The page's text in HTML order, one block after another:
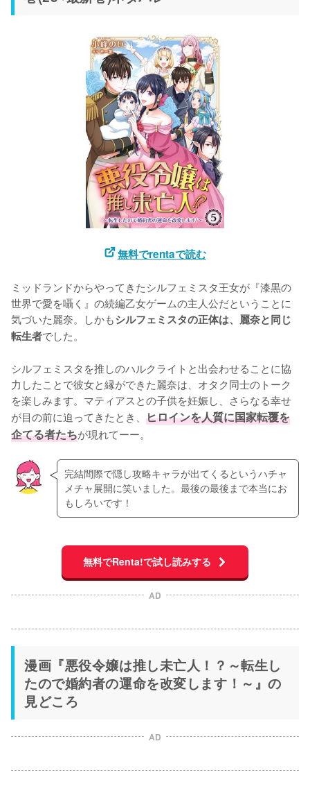
無料でrentaで読む
ミッドランドからやってきたシルフェミスタ王女が『漆黒の
世界で愛を囁く』の続編乙女ゲームの主人公だということに
気づいた麗奈。しかもシルフェミスタの正体は、麗奈と同じ
転生者でした。
シルフェミスタを推しのハルクライトと出会わせることに協
力したことで彼女と縁ができた麗奈は、オタク同士のトーク
を楽しみます。マティアスとの子供を妊娠し、さらなる幸せ
が目の前に迫ってきたとき、 ヒロインを人質に国家転覆を
企てる者たちが現れてーー。
完結間際で隠し攻略キャラが出てくるというハチャ
メチャ展開に笑いました。最後の最後まで本当にお
もしろいです！
無料でRenta!で試し読みする
AD
漫画『悪役令嬢は推し未亡人！？～転生し
たので婚約者の運命を改変します！～』の
見どころ
AD